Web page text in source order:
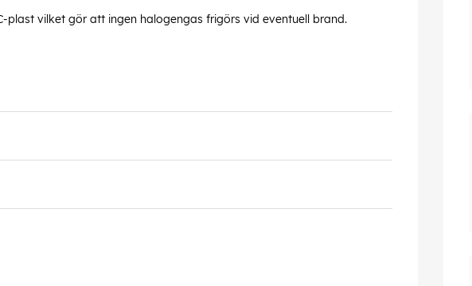
plast vilket gör att ingen halogengas frigörs vid eventuell brand.